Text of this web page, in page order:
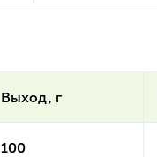
Выход, г
100